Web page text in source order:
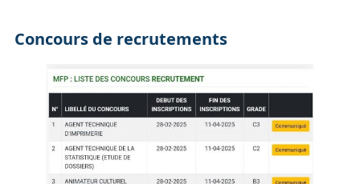
Concours de recrutements